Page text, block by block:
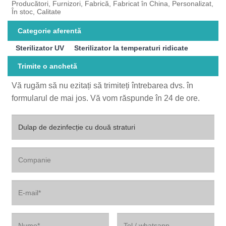
Producători, Furnizori, Fabrică, Fabricat în China, Personalizat,
În stoc, Calitate
Categorie aferentă
Sterilizator UV Sterilizator la temperaturi ridicate
Trimite o anchetă
Vă rugăm să nu ezitați să trimiteți întrebarea dvs. în
formularul de mai jos. Vă vom răspunde în 24 de ore.